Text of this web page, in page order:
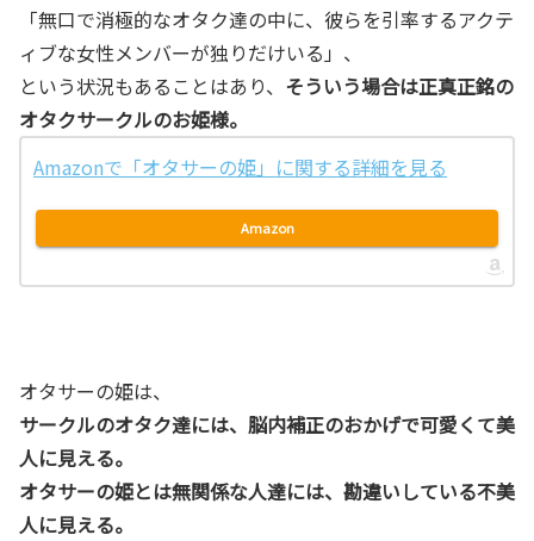
「無口で消極的なオタク達の中に、彼らを引率するアクテ
ィブな女性メンバーが独りだけいる」、
という状況もあることはあり、 そういう場合は正真正銘の
オタクサークルのお姫様。
Amazonで「オタサーの姫」に関する詳細を見る
Amazon
オタサーの姫は、
サークルのオタク達には、脳内補正のおかげで可愛くて美
人に見える。
オタサーの姫とは無関係な人達には、勘違いしている不美
人に見える。